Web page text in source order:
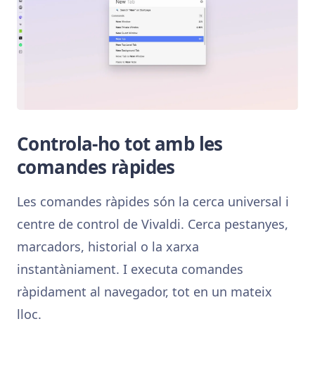
Controla-ho tot amb les
comandes ràpides
Les comandes ràpides són la cerca universal i
centre de control de Vivaldi. Cerca pestanyes,
marcadors, historial o la xarxa
instantàniament. I executa comandes
ràpidament al navegador, tot en un mateix
lloc.